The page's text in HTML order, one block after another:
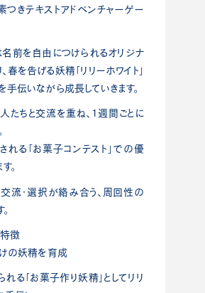
つきテキストアドベンチャーゲー
名前を自由につけられるオリジナ
春を告げる妖精「リリーホワイト」
手伝いながら成長していきます。
たちと交流を重ね、1週間ごとに
れる「お菓子コンテスト」での優
。
交流・選択が絡み合う、周回性の
徴
の妖精を育成
る「お菓子作り妖精」としてリリ